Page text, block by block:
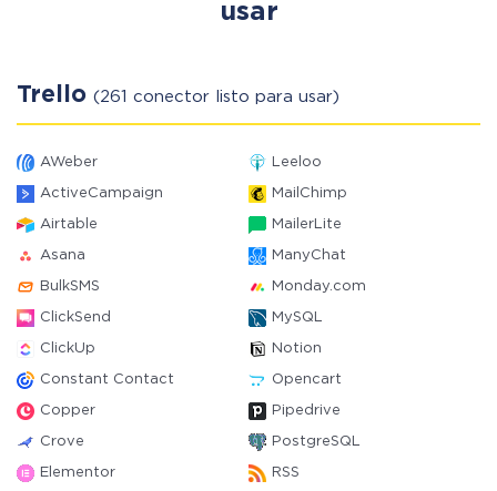
usar
Trello (261 conector listo para usar)
AWeber Leeloo
ActiveCampaign MailChimp
Airtable MailerLite
Asana ManyChat
BulkSMS Monday.com
ClickSend MySQL
ClickUp Notion
Constant Contact Opencart
Copper Pipedrive
Crove PostgreSQL
Elementor RSS